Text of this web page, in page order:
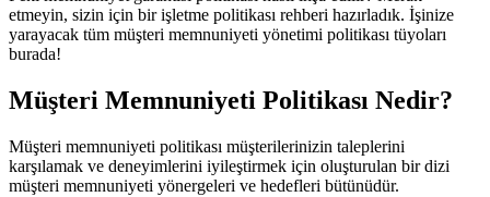
etmeyin, sizin için bir işletme politikası rehberi hazırladık. İşinize
yarayacak tüm müşteri memnuniyeti yönetimi politikası tüyoları
burada!
Müşteri Memnuniyeti Politikası Nedir?
Müşteri memnuniyeti politikası müşterilerinizin taleplerini
karşılamak ve deneyimlerini iyileştirmek için oluşturulan bir dizi
müşteri memnuniyeti yönergeleri ve hedefleri bütünüdür.